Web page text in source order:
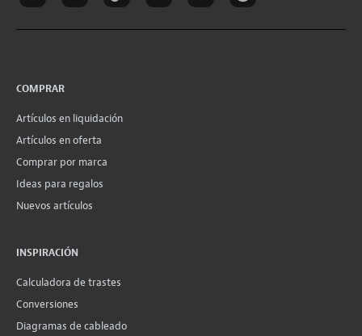
COMPRAR
Artículos en liquidación
Artículos en oferta
Comprar por marca
Ideas para regalos
Nuevos artículos
INSPIRACIÓN
Calculadora de trastes
Conversiones
Diagramas de cableado